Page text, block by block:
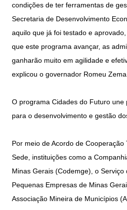
condições de ter ferramentas de
Secretaria de Desenvolvimento
aquilo que já foi testado e
que este programa avançar, as
ganharão muito em agilidade e
explicou o governador Romeu
O programa Cidades do Futuro une
para o desenvolvimento e gestão
Por meio de Acordo de
Sede, instituições como a
Minas Gerais (Codemge), o Serviço
Pequenas Empresas de Minas
Associação Mineira de Municípios